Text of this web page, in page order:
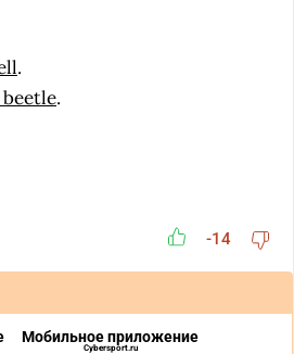
.
.
-14
Мобильное приложение
Cybersport.ru